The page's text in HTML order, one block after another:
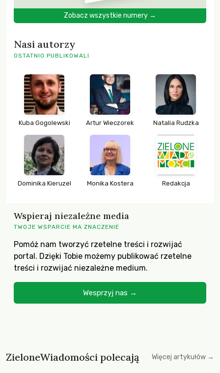
Zobacz wszystkie numery →
Nasi autorzy
OSTATNIO PUBLIKOWALI
Kuba Gogolewski Artur Wieczorek Natalia Rudzka
Dominika Kieruzel Monika Kostera Redakcja
Wspieraj niezależne media
TWOJE WSPARCIE MA ZNACZENIE
Pomóż nam tworzyć rzetelne treści i rozwijać
portal. Dzięki Tobie możemy publikować rzetelne
treści i rozwijać niezależne medium.
Wesprzyj nas →
ZieloneWiadomości polecają Więcej artykułów →